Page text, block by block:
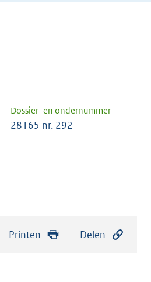
Dossier- en ondernummer
28165 nr. 292
Printen Delen